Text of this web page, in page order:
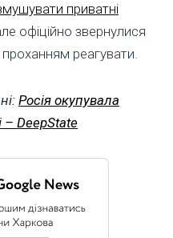
приватні
офіційно звернулися
проханням реагувати.
Росія окупувала
– DeepState